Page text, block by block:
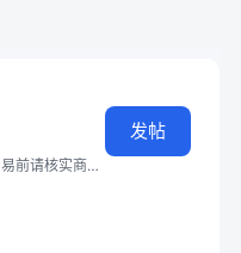
发布本地闲置物品买卖与交换信息，交易前请核实商品和身份。 📖 必读：
发帖